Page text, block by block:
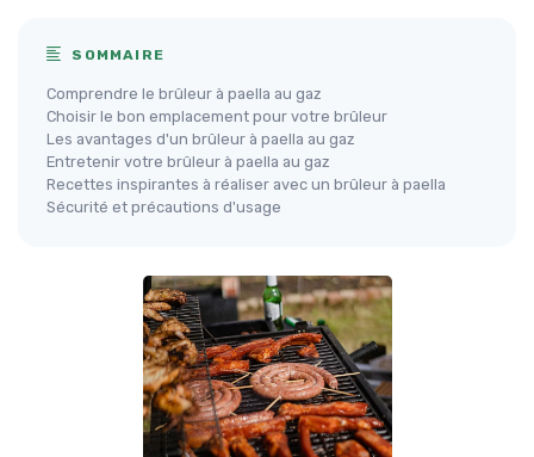
SOMMAIRE
Comprendre le brûleur à paella au gaz
Choisir le bon emplacement pour votre brûleur
Les avantages d'un brûleur à paella au gaz
Entretenir votre brûleur à paella au gaz
Recettes inspirantes à réaliser avec un brûleur à paella
Sécurité et précautions d'usage